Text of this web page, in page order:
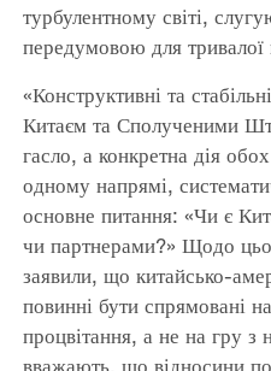
турбулентному світі,
передумовою для тривалої
«Конструктивні та
Китаєм та Сполученими
гасло, а конкретна дія
одному напрямі,
основне питання: «Чи є
чи партнерами?» Щодо
заявили, що китайсько-
повинні бути спрямовані
процвітання, а не на гру
вважають, що відносини